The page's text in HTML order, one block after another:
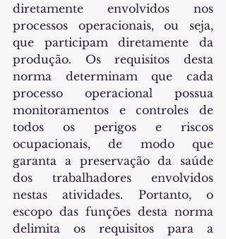
diretamente envolvidos nos
processos operacionais, ou seja,
que participam diretamente da
produção. Os requisitos desta
norma determinam que cada
processo operacional possua
monitoramentos e controles de
todos os perigos e riscos
ocupacionais, de modo que
garanta a preservação da saúde
dos trabalhadores envolvidos
nestas atividades. Portanto, o
escopo das funções desta norma
delimita os requisitos para a